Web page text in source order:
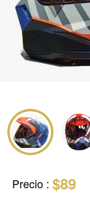
Precio : $89